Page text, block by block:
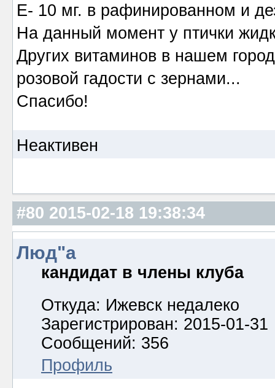
Е- 10 мг. в рафинированном и
На данный момент у птички
Других витаминов в нашем
розовой гадости с зернами...
Спасибо!
Неактивен
#80 2015-02-18 19:38:34
Люд"а
кандидат в члены клуба
Откуда: Ижевск недалеко
Зарегистрирован: 2015-01-31
Сообщений: 356
Профиль